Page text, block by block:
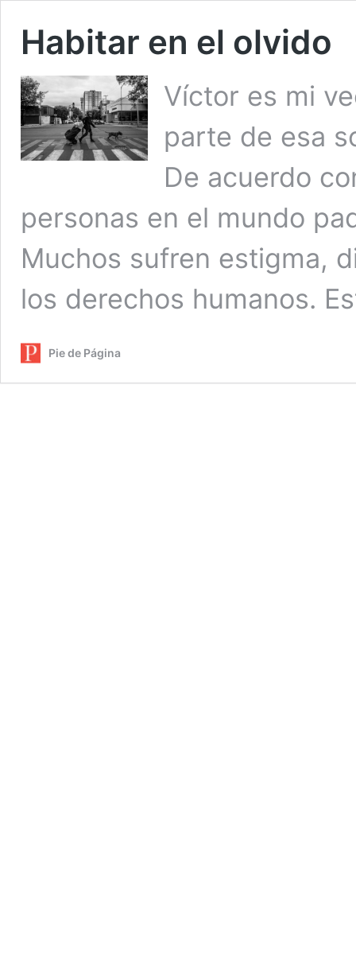
Habitar en el olvido
Víctor es mi
parte de esa
De acuerdo
personas en el mundo
Muchos sufren estigma,
los derechos humanos.
Pie de Página